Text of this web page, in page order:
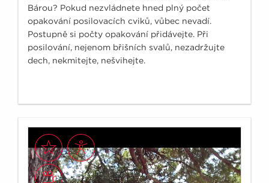
Bárou? Pokud nezvládnete hned plný počet
opakování posilovacích cviků, vůbec nevadí.
Postupně si počty opakování přidávejte. Při
posilování, nejenom břišních svalů, nezadržujte
dech, nekmitejte, nešvihejte.